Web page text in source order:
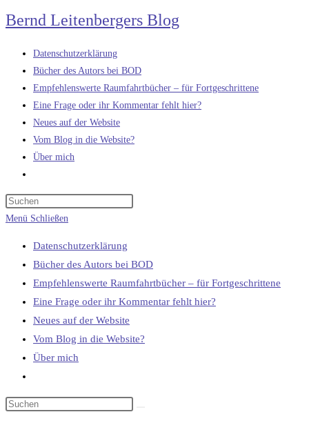
Zum
Inhalt
springen
Bernd Leitenbergers Blog
Datenschutzerklärung
Bücher des Autors bei BOD
Empfehlenswerte Raumfahrtbücher – für Fortgeschrittene
Eine Frage oder ihr Kommentar fehlt hier?
Neues auf der Website
Vom Blog in die Website?
Über mich
umschalten
Menü Schließen
Datenschutzerklärung
Bücher des Autors bei BOD
Empfehlenswerte Raumfahrtbücher – für Fortgeschrittene
Eine Frage oder ihr Kommentar fehlt hier?
Neues auf der Website
Vom Blog in die Website?
Über mich
umschalten